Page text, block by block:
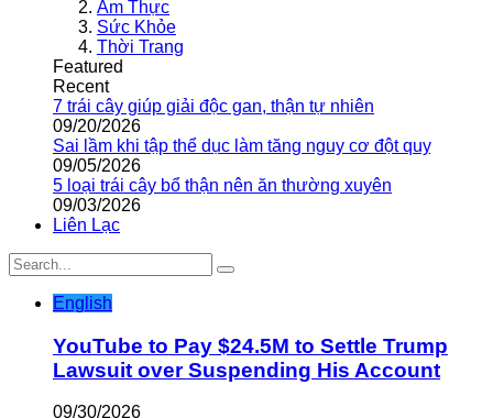
Ẩm Thực
Sức Khỏe
Thời Trang
Featured
Recent
7 trái cây giúp giải độc gan, thận tự nhiên
09/20/2026
Sai lầm khi tập thể dục làm tăng nguy cơ đột quỵ
09/05/2026
5 loại trái cây bổ thận nên ăn thường xuyên
09/03/2026
Liên Lạc
English
YouTube to Pay $24.5M to Settle Trump
Lawsuit over Suspending His Account
09/30/2026